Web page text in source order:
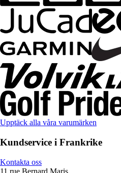
Upptäck alla våra varumärken
Kundservice i Frankrike
Kontakta oss
11 rue Bernard Maris